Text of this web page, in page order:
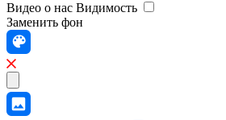
Видео о нас Видимость
Заменить фон